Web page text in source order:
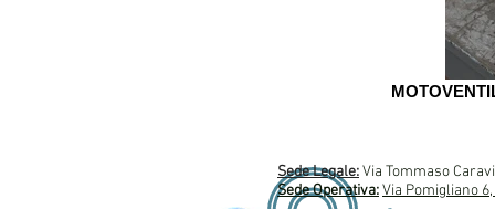
Sede Legale:Via Tommaso
Sede Operativa:Via Pomigliano